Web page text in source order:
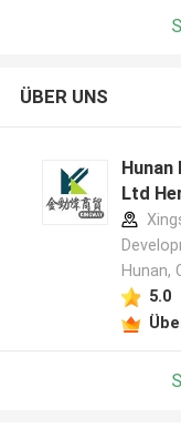
ÜBER UNS
Hunan
Ltd
Hunan,
5.0